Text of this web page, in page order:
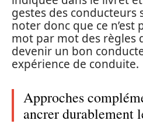
gestes des
noter donc que ce n’est
mot par mot des règles
devenir un bon
expérience de conduite.
Approches
ancrer durablement